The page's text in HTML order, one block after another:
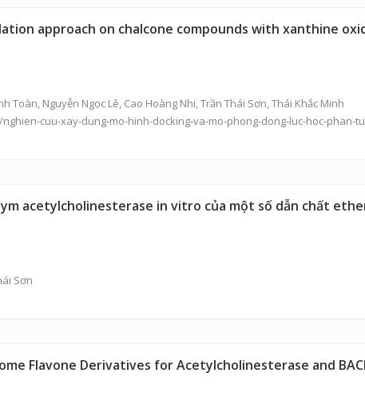
approach on chalcone compounds with xanthine
Toàn, Nguyễn Ngọc Lê, Cao Hoàng Nhi,Trần Thái Sơn, Thái Khắc Minh
cuu-xay-dung-mo-hinh-docking-va-mo-phong-dong-luc-hoc-phan-
acetylcholinesterase in vitro của một số dẫn chất
Sơn
Flavone Derivatives for Acetylcholinesterase and